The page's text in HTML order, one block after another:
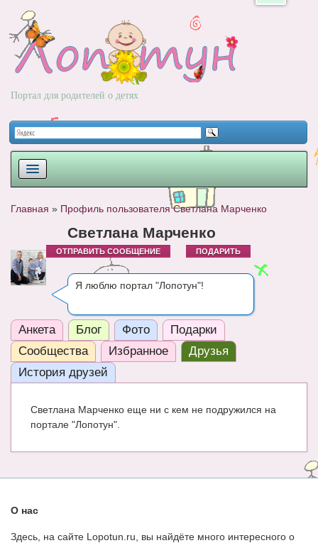
Портал для родителей о детях
НОВОРОЖДЕННЫЙ
РАЗВИТИЕ
ВОПРОС-ОТВЕТ
ЧАТ
КНИГИ
Главная » Профиль пользователя Светлана Марченко
Светлана Марченко
ОТПРАВИТЬ СООБЩЕНИЕ ПОДАРИТЬ
Я люблю портал "Лопотун"!
Анкета Блог Фото
Подарки
Сообщества
Избранное
Друзья
История друзей
Светлана Марченко еще ни с кем не подружился на
портале "Лопотун".
О нас
Здесь, на сайте Lopotun.ru, вы найдёте много интересного о